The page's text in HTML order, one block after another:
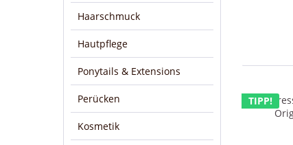
Haarschmuck
Hautpflege
Ponytails & Extensions
Perücken
Kosmetik
TIPP!